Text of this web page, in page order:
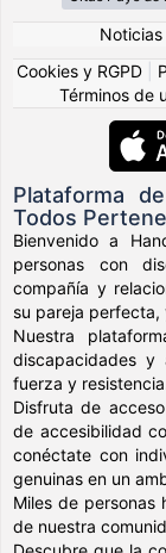
Noticias
Cookies y RGPD
Términos de
Plataforma
Todos
Bienvenido a
personas con
compañía y
su pareja perfecta,
Nuestra
discapacidades y
fuerza y
Disfruta de
de accesibilidad
conéctate con
genuinas en un
Miles de personas
de nuestra